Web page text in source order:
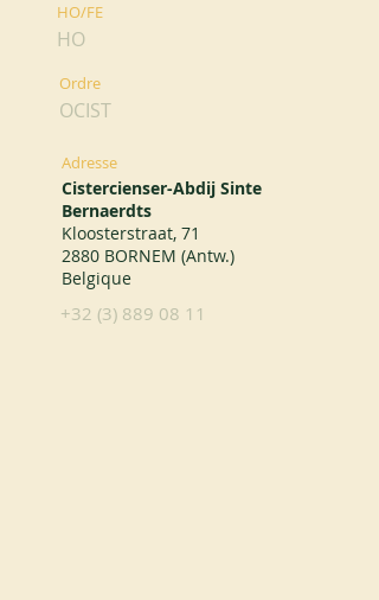
HO/FE
HO
Ordre
OCIST
Adresse
Cistercienser-Abdij Sinte
Bernaerdts
Kloosterstraat, 71
2880 BORNEM (Antw.)
Belgique
+32 (3) 889 08 11